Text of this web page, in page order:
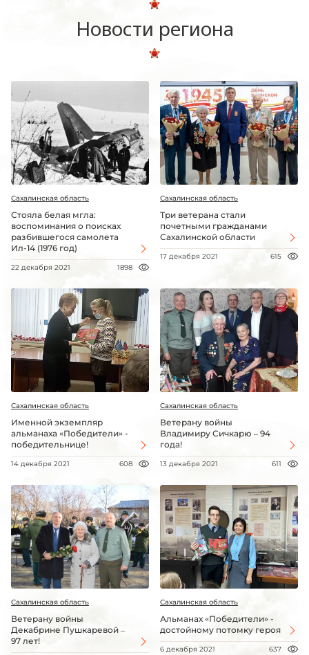
Новости региона
Сахалинская область
Стояла белая мгла:
воспоминания о поисках
разбившегося самолета
Ил-14 (1976 год)
22 декабря 2021 1898
Сахалинская область
Три ветерана стали
почетными гражданами
Сахалинской области
17 декабря 2021 615
Сахалинская область
Именной экземпляр
альманаха «Победители» -
победительнице!
14 декабря 2021 608
Сахалинская область
Ветерану войны
Владимиру Сичкарю – 94
года!
13 декабря 2021 611
Сахалинская область
Ветерану войны
Декабрине Пушкаревой –
97 лет!
Сахалинская область
Альманах «Победители» -
достойному потомку героя
6 декабря 2021 637